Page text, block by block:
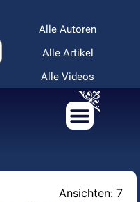
Alle Autoren
Alle Artikel
Alle Videos
Ansichten: 7